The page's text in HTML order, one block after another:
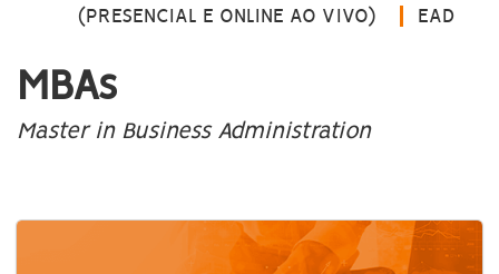
(PRESENCIAL E ONLINE AO VIVO)
EAD
MBAs
Master in Business Administration